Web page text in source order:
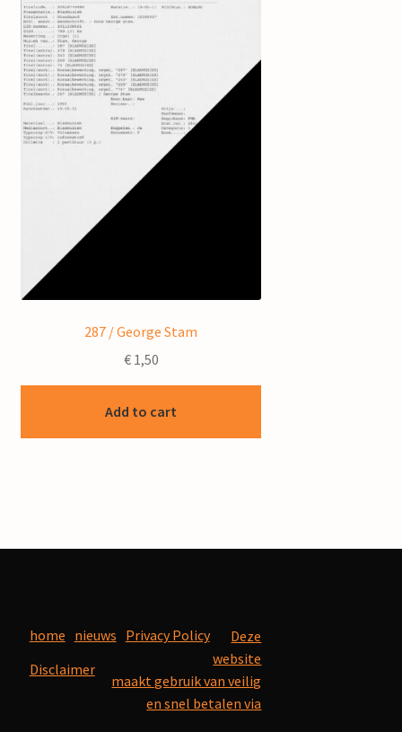
287 / George Stam
€1,50
Add to cart
home nieuws Privacy Policy
Disclaimer
Deze
website
maakt gebruik van veilig
en snel betalen via